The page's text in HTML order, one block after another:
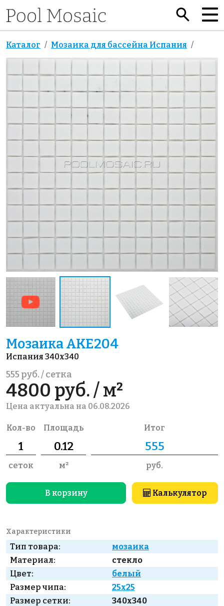
Каталог Мозаика для бассейна Испания
Мозаика AKE204
Испания 340x340
555 руб. / сетка
4800 руб. / м²
Цена актуальна на 06.08.2026
Кол-во
сеток
Площадь
м²
Итог
руб.
В корзину Калькулятор
Характеристики
Тип товара:
мозаика
Материал:
стекло
Цвет:
белый
Размер чипа:
25x25
Размер сетки:
340x340